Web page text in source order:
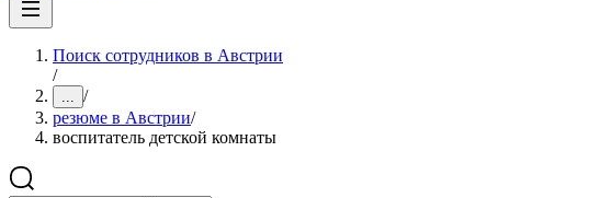
Поиск сотрудников в Австрии
/
... /
резюме в Австрии/
воспитатель детской комнаты